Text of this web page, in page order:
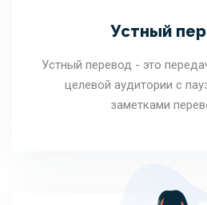
Устный
Устный перевод - это
целевой аудитории с
заметками